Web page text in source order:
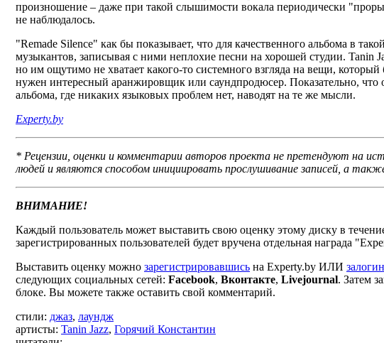
произношение – даже при такой слышимости вокала периодически
не наблюдалось.
"Remade Silence" как бы показывает, что для качественного альбома в
музыкантов, записывая с ними неплохие песни на хорошей студии. Tanin
но им ощутимо не хватает какого-то системного взгляда на вещи,
нужен интересный аранжировщик или саундпродюсер. Показательно, что
альбома, где никаких языковых проблем нет, наводят на те же мысли.
Experty.by
* Рецензии, оценки и комментарии авторов проекта не претендуют на
людей и являются способом инициировать прослушивание записей, а
ВНИМАНИЕ!
Каждый пользователь может выставить свою оценку этому диску в
зарегистрированных пользователей будет вручена отдельная награда
Выставить оценку можно зарегистрировавшись на Experty.by ИЛИ
следующих социальных сетей: Facebook, Вконтакте, Livejournal. Затем
блоке. Вы можете также оставить свой комментарий.
стили: джаз, лаундж
артисты: Tanin Jazz, Горячий Константин